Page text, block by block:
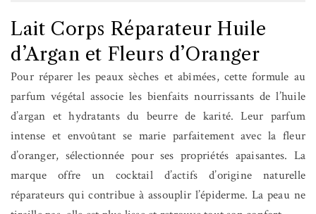
Lait Corps Réparateur Huile
d’Argan et Fleurs d’Oranger
Pour réparer les peaux sèches et abîmées, cette formule au
parfum végétal associe les bienfaits nourrissants de l’huile
d’argan et hydratants du beurre de karité. Leur parfum
intense et envoûtant se marie parfaitement avec la fleur
d’oranger, sélectionnée pour ses propriétés apaisantes. La
marque offre un cocktail d’actifs d’origine naturelle
réparateurs qui contribue à assouplir l’épiderme. La peau ne